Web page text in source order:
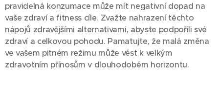
pravidelná konzumace může mít negativní dopad na
vaše zdraví a fitness cíle. Zvažte nahrazení těchto
nápojů zdravějšími alternativami, abyste podpořili své
zdraví a celkovou pohodu. Pamatujte, že malá změna
ve vašem pitném režimu může vést k velkým
zdravotním přínosům v dlouhodobém horizontu.